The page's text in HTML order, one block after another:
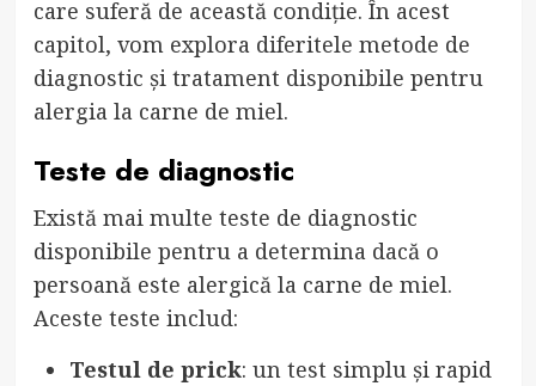
care suferă de această condiție. În acest
capitol, vom explora diferitele metode de
diagnostic și tratament disponibile pentru
alergia la carne de miel.
Teste de diagnostic
Există mai multe teste de diagnostic
disponibile pentru a determina dacă o
persoană este alergică la carne de miel.
Aceste teste includ:
Testul de prick: un test simplu și rapid